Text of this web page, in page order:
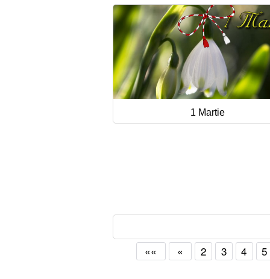
1 Martie
«« « 2 3 4 5